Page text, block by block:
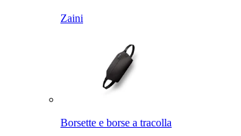
Zaini
Borsette e borse a tracolla